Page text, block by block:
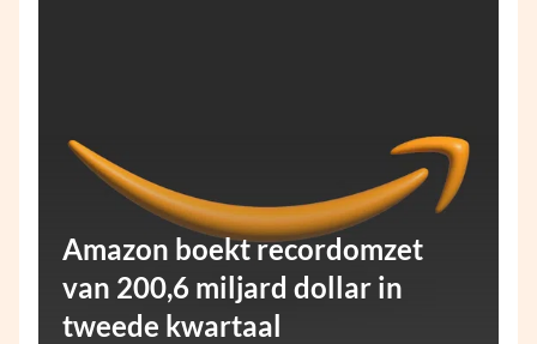
Amazon boekt recordomzet
van 200,6 miljard dollar in
tweede kwartaal